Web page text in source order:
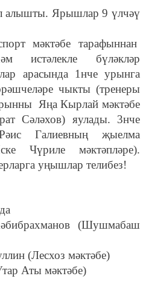
алышты. Ярышлар 9 үлчәү
мәктәбе тарафыннан
истәлекле бүләкләр
арасында 1нче урынга
чыкты (тренеры
Яңа Кырлай мәктәбе
Сәләхов) яулады. 3нче
Галиевның җыелма
Чүриле мәктәпләре).
уңышлар телибез!
(Шушмабаш
(Лесхоз мәктәбе)
Аты мәктәбе)